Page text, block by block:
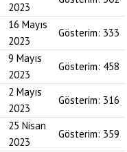
2023
16 Mayıs
2023
Gösterim: 333
9 Mayıs
2023
Gösterim: 458
2 Mayıs
2023
Gösterim: 316
25 Nisan
2023
Gösterim: 359